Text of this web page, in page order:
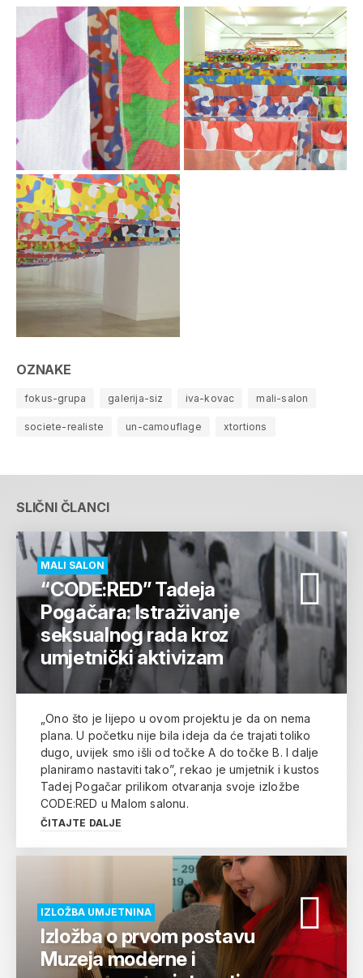
OZNAKE
fokus-grupa galerija-siz iva-kovac mali-salon
societe-realiste un-camouflage xtortions
SLIČNI ČLANCI
MALI SALON
“CODE:RED” Tadeja
Pogačara: Istraživanje
seksualnog rada kroz
umjetnički aktivizam
„Ono što je lijepo u ovom projektu je da on nema
plana. U početku nije bila ideja da će trajati toliko
dugo, uvijek smo išli od točke A do točke B. I dalje
planiramo nastaviti tako”, rekao je umjetnik i kustos
Tadej Pogačar prilikom otvaranja svoje izložbe
CODE:RED u Malom salonu.
ČITAJTE DALJE
IZLOŽBA UMJETNINA
Izložba o prvom postavu
Muzeja moderne i